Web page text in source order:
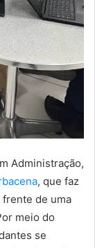
Administração,
, que faz
frente de uma
meio do
se